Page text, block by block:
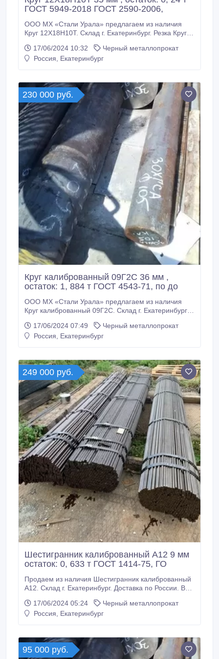
ГОСТ 5949-2018 ГОСТ 2590-2006,
ООО МХ «Стали Урала» предлагаем из наличия
Круг 12Х18Н10Т. Склад г. Екатеринбург. Резка Круг
круги с сертификатами! * Круг 12Х18Н10Т 35 мм,
вес: 0, 24 т ГОСТ 5949-2018 ГОСТ 2590-2006,
2006, остаток: 0, 06 т, цена: 340000 руб.
17/06/2024 10:32
Черный металлопрокат
Россия, Екатеринбург
230 000 руб.
Круг калиброванный 09Г2С 36 мм ,
остаток: 1, 884 т ГОСТ 4543-71, по до
ООО МХ «Стали Урала» предлагаем из наличия
Круг калиброванный 09Г2С. Склад г. Екатеринбург.
размерам по длине. Все круги с сертификатами! *
Круг калиброванный 09Г2С 36 мм, вес: 1, 884 т
71, остаток: 2, 021 т, цена: 230000 руб.
17/06/2024 07:49
Черный металлопрокат
Россия, Екатеринбург
249 000 руб.
Шестигранник калиброванный А12 9 мм
остаток: 0, 633 т ГОСТ 1414-75, ГО
Продаем из наличия Шестигранник калиброванный
А12. Склад г. Екатеринбург. Доставка по России. Все
* Шестигранник калиброванный А12 9 мм, остаток:
0, 633 т ГОСТ 1414-75, ГОСТ 8560-78, 249000 руб. с
8560-78, остаток: 7, 277 т, цена: 249000 руб.
17/06/2024 05:24
Черный металлопрокат
Россия, Екатеринбург
95 000 руб.